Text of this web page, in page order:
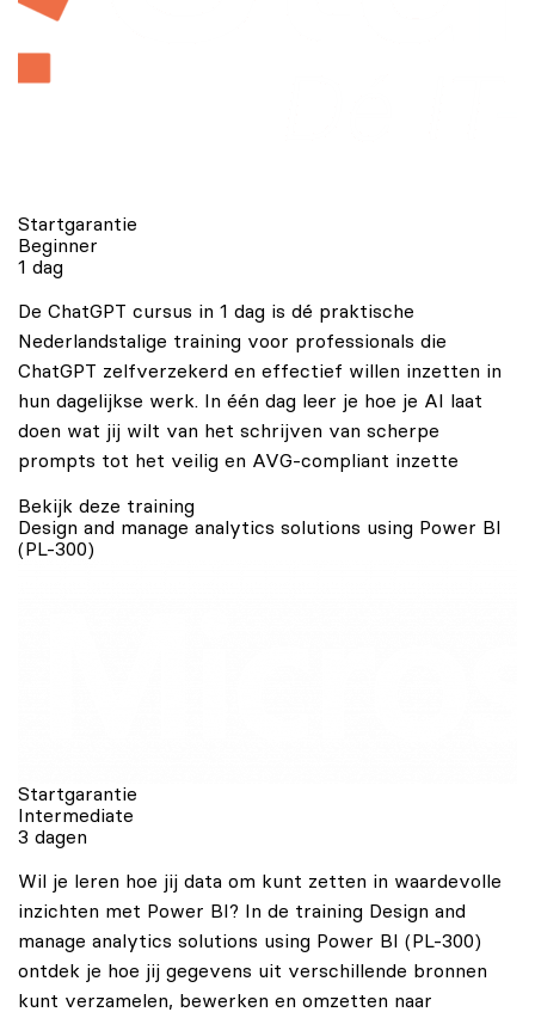
Startgarantie
Beginner
1 dag
De ChatGPT cursus in 1 dag is dé praktische
Nederlandstalige training voor professionals die
ChatGPT zelfverzekerd en effectief willen inzetten in
hun dagelijkse werk. In één dag leer je hoe je AI laat
doen wat jij wilt van het schrijven van scherpe
prompts tot het veilig en AVG-compliant inzette
Bekijk deze training
Design and manage analytics solutions using Power BI
(PL-300)
Startgarantie
Intermediate
3 dagen
Wil je leren hoe jij data om kunt zetten in waardevolle
inzichten met Power BI? In de training Design and
manage analytics solutions using Power BI (PL-300)
ontdek je hoe jij gegevens uit verschillende bronnen
kunt verzamelen, bewerken en omzetten naar